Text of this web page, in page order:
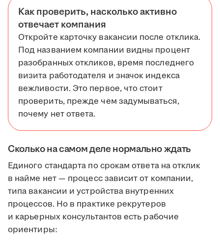
Как проверить, насколько активно
отвечает компания
Откройте карточку вакансии после отклика.
Под названием компании видны процент
разобранных откликов, время последнего
визита работодателя и значок индекса
вежливости. Это первое, что стоит
проверить, прежде чем задумываться,
почему нет ответа.
Сколько на самом деле нормально ждать
Единого стандарта по срокам ответа на отклик
в найме нет — процесс зависит от компании,
типа вакансии и устройства внутренних
процессов. Но в практике рекрутеров
и карьерных консультантов есть рабочие
ориентиры: